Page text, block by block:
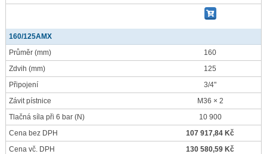
160/125AMX
Průměr (mm)
160
Zdvih (mm)
125
Připojení
3/4"
Závit pístnice
M36 × 2
Tlačná síla při 6 bar (N)
10 900
Cena bez DPH
107 917,84 Kč
Cena vč. DPH
130 580,59 Kč